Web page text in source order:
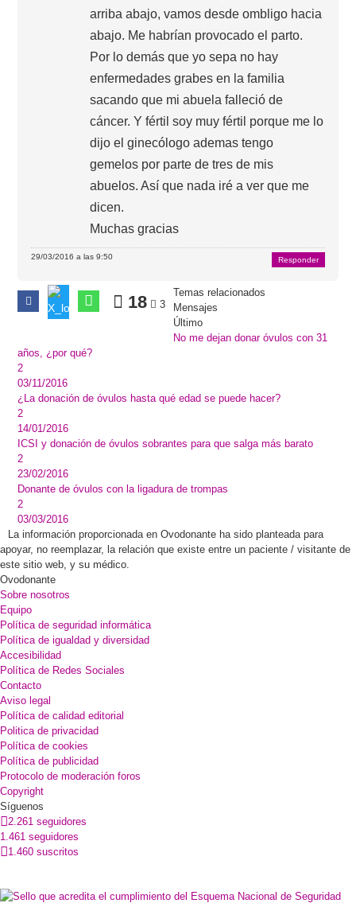
arriba abajo, vamos desde ombligo hacia
abajo. Me habrían provocado el parto.
Por lo demás que yo sepa no hay
enfermedades grabes en la familia
sacando que mi abuela falleció de
cáncer. Y fértil soy muy fértil porque me lo
dijo el ginecólogo ademas tengo
gemelos por parte de tres de mis
abuelos. Así que nada iré a ver que me
dicen.
Muchas gracias
29/03/2016 a las 9:50 Responder
18 3
Temas relacionados
Mensajes
Último
No me dejan donar óvulos con 31
años, ¿por qué?
2
03/11/2016
¿La donación de óvulos hasta qué edad se puede hacer?
2
14/01/2016
ICSI y donación de óvulos sobrantes para que salga más barato
2
23/02/2016
Donante de óvulos con la ligadura de trompas
2
03/03/2016
La información proporcionada en Ovodonante ha sido planteada para
apoyar, no reemplazar, la relación que existe entre un paciente / visitante de
este sitio web, y su médico.
Ovodonante
Sobre nosotros
Equipo
Política de seguridad informática
Política de igualdad y diversidad
Accesibilidad
Política de Redes Sociales
Contacto
Aviso legal
Política de calidad editorial
Politica de privacidad
Política de cookies
Política de publicidad
Protocolo de moderación foros
Copyright
Síguenos
2.261 seguidores
1.461 seguidores
1.460 suscritos